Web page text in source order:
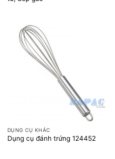
DỤNG CỤ KHÁC
Dụng cụ đánh trứng 124452